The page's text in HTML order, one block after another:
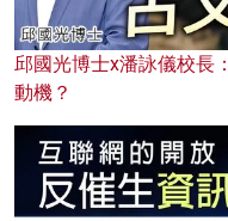
邱國光博士x潘詠儀校長
動機？